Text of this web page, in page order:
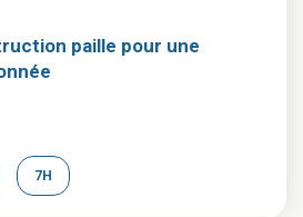
paille pour une
7H